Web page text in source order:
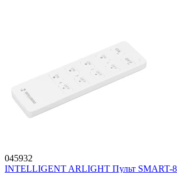
045932
INTELLIGENT ARLIGHT Пульт SMART-